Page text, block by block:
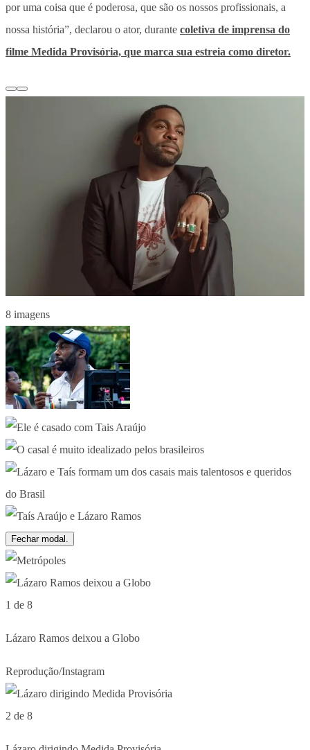
por uma coisa que é poderosa, que são os nossos profissionais, a
nossa história”, declarou o ator, durante coletiva de imprensa do
filme Medida Provisória, que marca sua estreia como diretor.
8 imagens
Fechar modal.
1 de 8
Lázaro Ramos deixou a Globo
Reprodução/Instagram
2 de 8